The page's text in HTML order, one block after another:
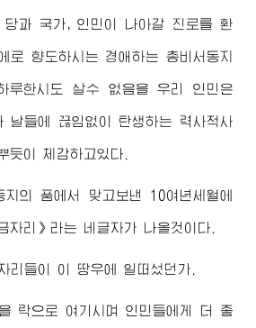
당과 국가, 인민이 나아갈 진로를 환
로 향도하시는 경애하는 총비서동지
루한시도 살수 없음을 우리 인민은
날들에 끊임없이 탄생하는 력사적사
듯이 체감하고있다.
의 품에서 맞고보낸 10여년세월에
자리》라는 네글자가 나올것이다.
리들이 이 땅우에 일떠섰던가.
락으로 여기시며 인민들에게 더 좋